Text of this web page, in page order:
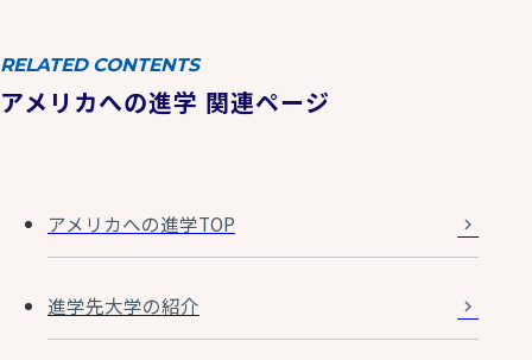
RELATED CONTENTS
アメリカへの進学 関連ページ
アメリカへの進学TOP
進学先大学の紹介